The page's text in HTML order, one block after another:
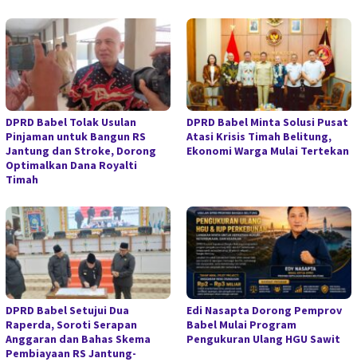
DPRD Babel Tolak Usulan
Pinjaman untuk Bangun RS
Jantung dan Stroke, Dorong
Optimalkan Dana Royalti
Timah
DPRD Babel Minta Solusi Pusat
Atasi Krisis Timah Belitung,
Ekonomi Warga Mulai Tertekan
DPRD Babel Setujui Dua
Raperda, Soroti Serapan
Anggaran dan Bahas Skema
Pembiayaan RS Jantung-
Edi Nasapta Dorong Pemprov
Babel Mulai Program
Pengukuran Ulang HGU Sawit